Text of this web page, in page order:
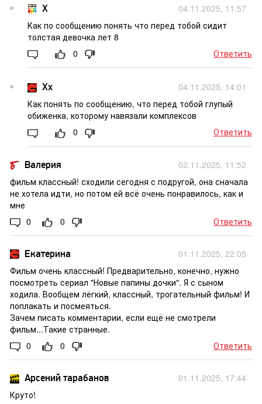
Х
04.11.2025, 11:57
Как по сообщению понять что перед тобой сидит
толстая девочка лет 8
0
Ответить
Xx
04.11.2025, 14:01
Как понять по сообщению, что перед тобой глупый
обиженка, которому навязали комплексов
0
Ответить
Валерия
02.11.2025, 11:52
фильм классный! сходили сегодня с подругой, она сначала
не хотела идти, но потом ей всё очень понравилось, как и
мне
0
0 Ответить
Екатерина
01.11.2025, 22:05
Фильм очень классный! Предварительно, конечно, нужно
посмотреть сериал "Новые папины дочки". Я с сыном
ходила. Вообщем лёгкий, классный, трогательный фильм! И
поплакать и посмеяться.
Зачем писать комментарии, если ещё не смотрели
фильм...Такие странные.
0
0 Ответить
Арсений тарабанов
01.11.2025, 17:44
Круто!